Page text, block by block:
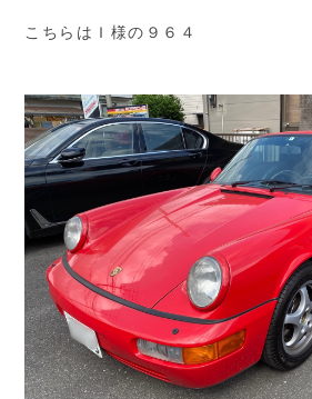
こちらはＩ様の９６４